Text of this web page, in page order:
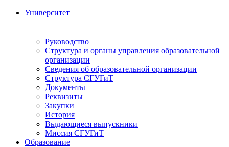
Университет
Руководство
Структура и органы управления образовательной
организации
Сведения об образовательной организации
Структура СГУГиТ
Документы
Реквизиты
Закупки
История
Выдающиеся выпускники
Миссия СГУГиТ
Образование